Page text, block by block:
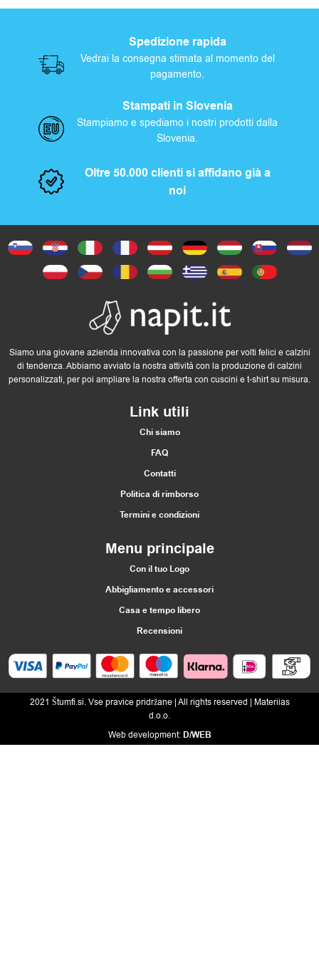
prodotto
più
Le
opzioni
possono
scelte
nella
del
prodotto
Spedizione rapida
Vedrai la consegna stimata al momento del
pagamento.
Stampati in Slovenia
Stampiamo e spediamo i nostri prodotti dalla
Slovenia.
Oltre 50.000 clienti si affidano già a
noi
Siamo una giovane azienda innovativa con la passione per volti felici e calzini
di tendenza. Abbiamo avviato la nostra attività con la produzione di calzini
personalizzati, per poi ampliare la nostra offerta con cuscini e t-shirt su misura.
Link utili
Chi siamo
FAQ
Contatti
Politica di rimborso
Termini e condizioni
Menu principale
Con il tuo Logo
Abbigliamento e accessori
Casa e tempo libero
Recensioni
2021 Štumfi.si. Vse pravice pridržane | All rights reserved | Materiias
d.o.o.
Web development:D/WEB